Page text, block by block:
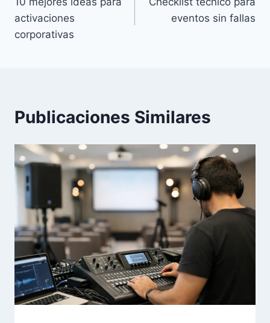
de
entradas
activaciones
corporativas
eventos sin fallas
Publicaciones Similares